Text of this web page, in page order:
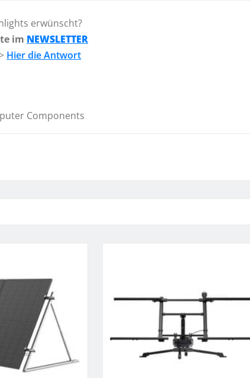
erwünscht?
im NEWSLETTER
Hier die Antwort
Components